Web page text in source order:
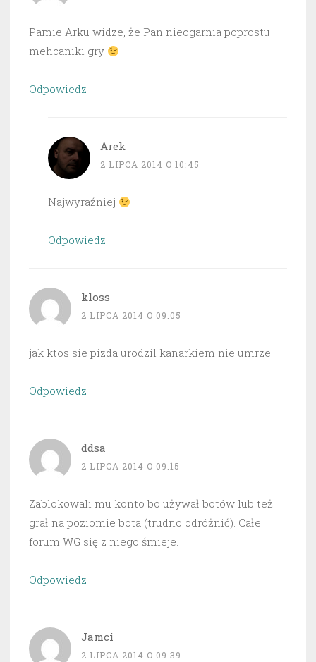
Pamie Arku widze, że Pan nieogarnia poprostu
mehcaniki gry
Odpowiedz
Arek
2 LIPCA 2014 O 10:45
Najwyraźniej
Odpowiedz
kloss
2 LIPCA 2014 O 09:05
jak ktos sie pizda urodzil kanarkiem nie umrze
Odpowiedz
ddsa
2 LIPCA 2014 O 09:15
Zablokowali mu konto bo używał botów lub też
grał na poziomie bota (trudno odróżnić). Całe
forum WG się z niego śmieje.
Odpowiedz
Jamci
2 LIPCA 2014 O 09:39